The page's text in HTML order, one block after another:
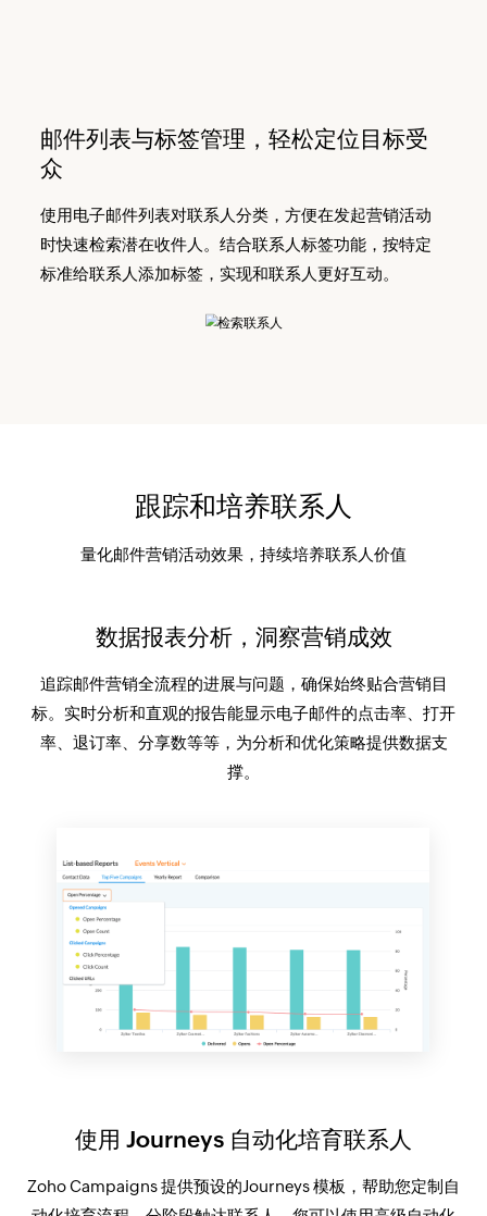
邮件列表与标签管理，轻松定位目标受
众
使用电子邮件列表对联系人分类，方便在发起营销活动
时快速检索潜在收件人。结合联系人标签功能，按特定
标准给联系人添加标签，实现和联系人更好互动。
跟踪和培养联系人
量化邮件营销活动效果，持续培养联系人价值
数据报表分析，洞察营销成效
追踪邮件营销全流程的进展与问题，确保始终贴合营销目
标。实时分析和直观的报告能显示电子邮件的点击率、打开
率、退订率、分享数等等，为分析和优化策略提供数据支
撑。
使用 Journeys 自动化培育联系人
Zoho Campaigns 提供预设的Journeys 模板，帮助您定制自